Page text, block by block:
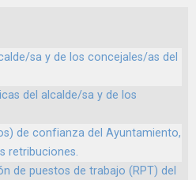
sa y de los concejales/as del
del alcalde/sa y de los
de confianza del Ayuntamiento,
retribuciones.
de puestos de trabajo (RPT) del